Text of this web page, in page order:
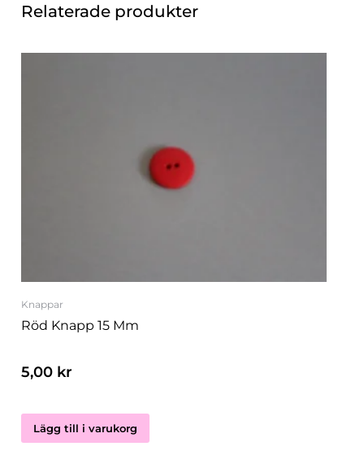
Relaterade produkter
Knappar
Röd Knapp 15 Mm
5,00 kr
Lägg till i varukorg